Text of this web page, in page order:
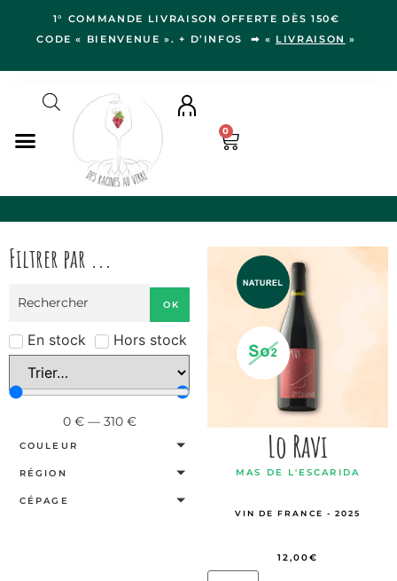
1° COMMANDE LIVRAISON OFFERTE DÈS 150€
CODE « BIENVENUE ». + D’INFOS ➡ « LIVRAISON »
NOS VINS
RÉGIONS
LE VERGER
NOS VIGNERON.NE.S
BLOG
0
Filtrer par ...
OK
En stock Hors stock
0 €— 310 €
COULEUR
RÉGION
CÉPAGE
Lo Ravi
MAS DE L'ESCARIDA
VIN DE FRANCE - 2025
12,00€